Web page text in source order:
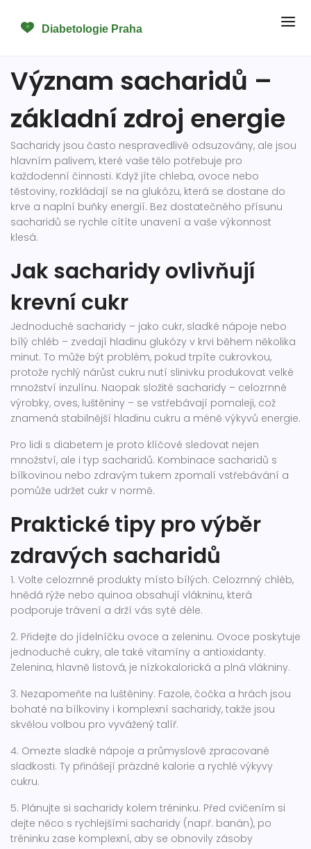
Význam sacharidů –
základní zdroj energie
Sacharidy jsou často nespravedlivě odsuzovány, ale jsou
hlavním palivem, které vaše tělo potřebuje pro
každodenní činnosti. Když jíte chleba, ovoce nebo
těstoviny, rozkládají se na glukózu, která se dostane do
krve a naplní buňky energií. Bez dostatečného přísunu
sacharidů se rychle cítíte unavení a vaše výkonnost
klesá.
Jak sacharidy ovlivňují
krevní cukr
Jednoduché sacharidy – jako cukr, sladké nápoje nebo
bílý chléb – zvedají hladinu glukózy v krvi během několika
minut. To může být problém, pokud trpíte cukrovkou,
protože rychlý nárůst cukru nutí slinivku produkovat velké
množství inzulínu. Naopak složité sacharidy – celozrnné
výrobky, oves, luštěniny – se vstřebávají pomaleji, což
znamená stabilnější hladinu cukru a méně výkyvů energie.
Pro lidi s diabetem je proto klíčové sledovat nejen
množství, ale i typ sacharidů. Kombinace sacharidů s
bílkovinou nebo zdravým tukem zpomalí vstřebávání a
pomůže udržet cukr v normě.
Praktické tipy pro výběr
zdravých sacharidů
1. Volte celozrnné produkty místo bílých. Celozrnný chléb,
hnědá rýže nebo quinoa obsahují vlákninu, která
podporuje trávení a drží vás syté déle.
2. Přidejte do jídelníčku ovoce a zeleninu. Ovoce poskytuje
jednoduché cukry, ale také vitamíny a antioxidanty.
Zelenina, hlavně listová, je nízkokalorická a plná vlákniny.
3. Nezapomeňte na luštěniny. Fazole, čočka a hrách jsou
bohaté na bílkoviny i komplexní sacharidy, takže jsou
skvělou volbou pro vyvážený talíř.
4. Omezte sladké nápoje a průmyslově zpracované
sladkosti. Ty přinášejí prázdné kalorie a rychlé výkyvy
cukru.
5. Plánujte si sacharidy kolem tréninku. Před cvičením si
dejte něco s rychlejšími sacharidy (např. banán), po
tréninku zase komplexní, aby se obnovily zásoby